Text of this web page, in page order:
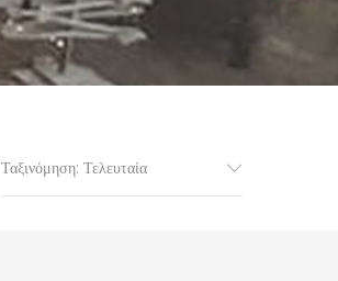
Ταξινόμηση: Τελευταία